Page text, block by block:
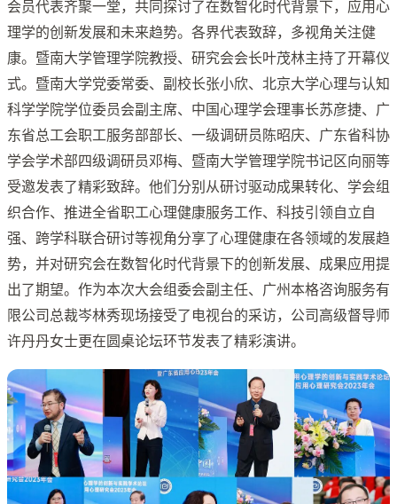
会员代表齐聚一堂，共同探讨了在数智化时代背景下，应用心
理学的创新发展和未来趋势。各界代表致辞，多视角关注健
康。暨南大学管理学院教授、研究会会长叶茂林主持了开幕仪
式。暨南大学党委常委、副校长张小欣、北京大学心理与认知
科学学院学位委员会副主席、中国心理学会理事长苏彦捷、广
东省总工会职工服务部部长、一级调研员陈昭庆、广东省科协
学会学术部四级调研员邓梅、暨南大学管理学院书记区向丽等
受邀发表了精彩致辞。他们分别从研讨驱动成果转化、学会组
织合作、推进全省职工心理健康服务工作、科技引领自立自
强、跨学科联合研讨等视角分享了心理健康在各领域的发展趋
势，并对研究会在数智化时代背景下的创新发展、成果应用提
出了期望。作为本次大会组委会副主任、广州本格咨询服务有
限公司总裁岑林秀现场接受了电视台的采访，公司高级督导师
许丹丹女士更在圆桌论坛环节发表了精彩演讲。